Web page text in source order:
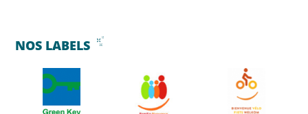
NOS LABELS